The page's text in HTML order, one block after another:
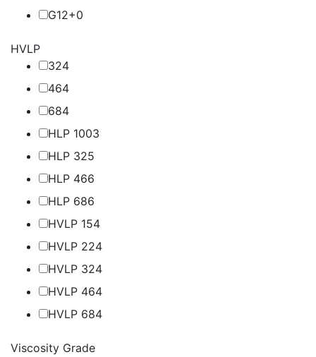
G12+0
HVLP
324
464
684
HLP 1003
HLP 325
HLP 466
HLP 686
HVLP 154
HVLP 224
HVLP 324
HVLP 464
HVLP 684
Viscosity Grade